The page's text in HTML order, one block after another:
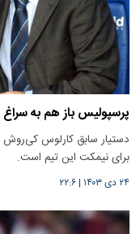
پرسپولیس باز هم به
دستیار سابق کارلوس کی‌روش
برای نیمکت این تیم است.
۲۴ دی ۱۴۰۳ |۲۲:۶